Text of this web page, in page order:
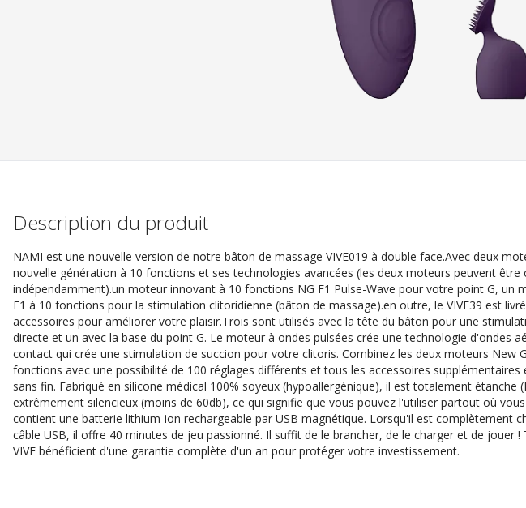
Description du produit
NAMI est une nouvelle version de notre bâton de massage VIVE019 à double face.Avec deux
nouvelle génération à 10 fonctions et ses technologies avancées (les deux moteurs peuvent être
indépendamment).un moteur innovant à 10 fonctions NG F1 Pulse-Wave pour votre point G, un
F1 à 10 fonctions pour la stimulation clitoridienne (bâton de massage).en outre, le VIVE39 est
accessoires pour améliorer votre plaisir.Trois sont utilisés avec la tête du bâton pour une
directe et un avec la base du point G. Le moteur à ondes pulsées crée une technologie d'ondes
contact qui crée une stimulation de succion pour votre clitoris. Combinez les deux moteurs New
fonctions avec une possibilité de 100 réglages différents et tous les accessoires supplémentaires
sans fin. Fabriqué en silicone médical 100% soyeux (hypoallergénique), il est totalement étanche
extrêmement silencieux (moins de 60db), ce qui signifie que vous pouvez l'utiliser partout où
contient une batterie lithium-ion rechargeable par USB magnétique. Lorsqu'il est complètement
câble USB, il offre 40 minutes de jeu passionné. Il suffit de le brancher, de le charger et de jouer !
VIVE bénéficient d'une garantie complète d'un an pour protéger votre investissement.